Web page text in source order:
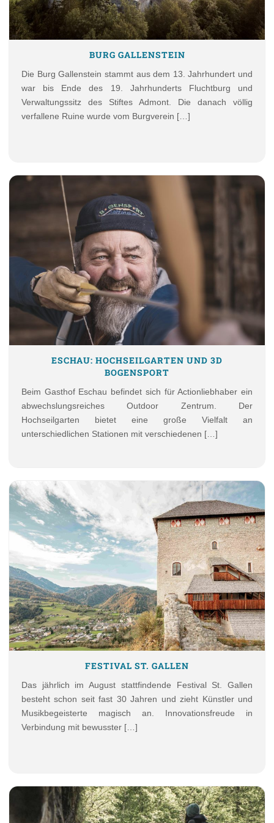
BURG GALLENSTEIN
Die Burg Gallenstein stammt aus dem 13. Jahrhundert und
war bis Ende des 19. Jahrhunderts Fluchtburg und
Verwaltungssitz des Stiftes Admont. Die danach völlig
verfallene Ruine wurde vom Burgverein […]
ESCHAU: HOCHSEILGARTEN UND 3D
BOGENSPORT
Beim Gasthof Eschau befindet sich für Actionliebhaber ein
abwechslungsreiches Outdoor Zentrum. Der
Hochseilgarten bietet eine große Vielfalt an
unterschiedlichen Stationen mit verschiedenen […]
FESTIVAL ST. GALLEN
Das jährlich im August stattfindende Festival St. Gallen
besteht schon seit fast 30 Jahren und zieht Künstler und
Musikbegeisterte magisch an. Innovationsfreude in
Verbindung mit bewusster […]